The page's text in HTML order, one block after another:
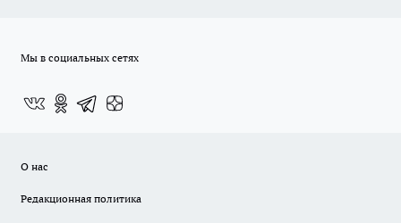
Мы в социальных сетях
О нас
Редакционная политика